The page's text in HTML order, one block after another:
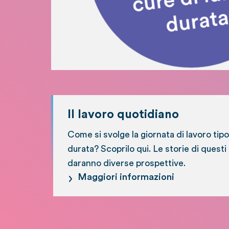
Il lavoro quotidiano
Come si svolge la giornata di lavoro
durata? Scoprilo qui. Le storie di
daranno diverse prospettive.
Maggiori informazioni